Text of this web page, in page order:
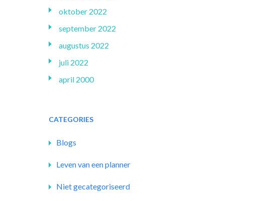
oktober 2022
september 2022
augustus 2022
juli 2022
april 2000
CATEGORIES
Blogs
Leven van een planner
Niet gecategoriseerd